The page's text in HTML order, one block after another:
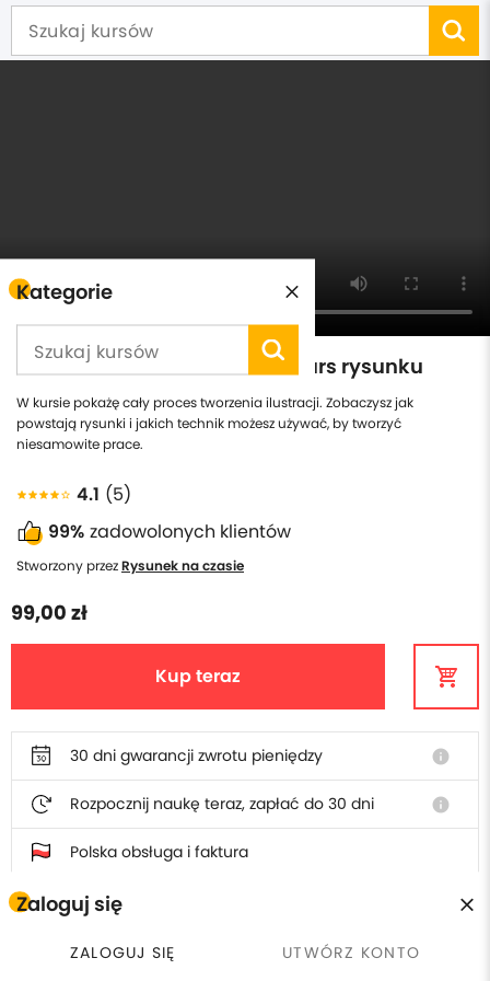
Kategorie
Zaloguj się
ZALOGUJ SIĘ UTWÓRZ KONTO
Jak zacząć rysować, szybki kurs rysunku
W kursie pokażę cały proces tworzenia ilustracji. Zobaczysz jak
powstają rysunki i jakich technik możesz używać, by tworzyć
niesamowite prace.
4.1 (5)
99% zadowolonych klientów
Stworzony przezRysunek na czasie
99,00 zł
Kup teraz
30 dni gwarancji zwrotu pieniędzy info
Rozpocznij naukę teraz, zapłać do 30 dni info
Polska obsługa i faktura
W cenie szkolenia otrzymasz